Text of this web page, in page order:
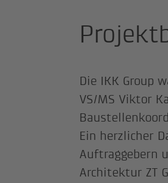
Die IKK Group
VS/MS Viktor
Ein herzlicher
Auftraggebern
Architektur ZT